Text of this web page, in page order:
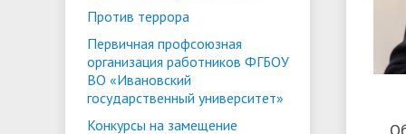
Против террора
Первичная профсоюзная
организация работников ФГБОУ
ВО «Ивановский
государственный университет»
Конкурсы на замещение